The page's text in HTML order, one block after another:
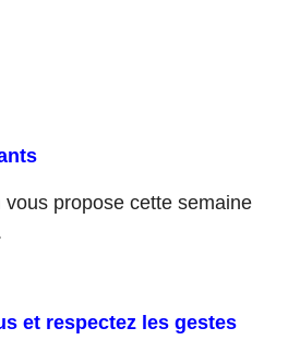
vous propose cette semaine
et respectez les gestes